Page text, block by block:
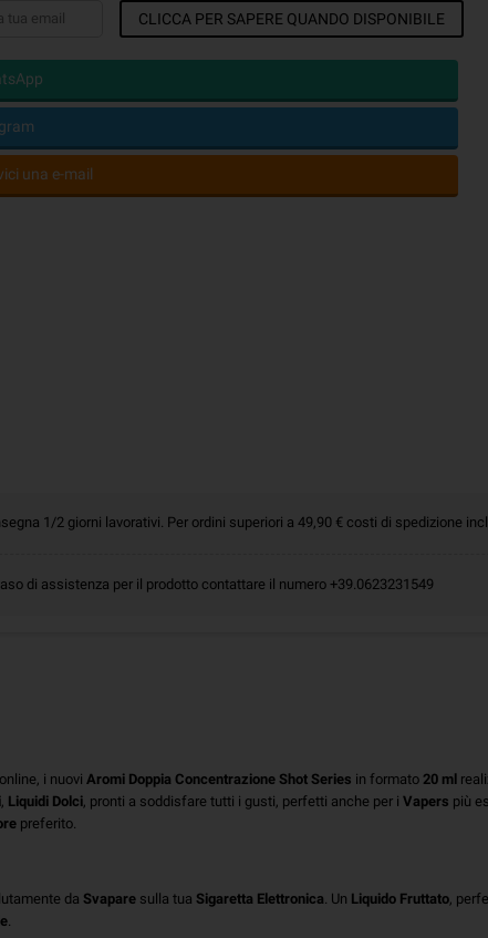
CLICCA PER SAPERE QUANDO DISPONIBILE
una e-mail
1/2 giorni lavorativi. Per ordini superiori a 49,90 € costi di spedizione
di assistenza per il prodotto contattare il numero +39.0623231549
i nuovi Aromi Doppia Concentrazione Shot Series in formato 20 ml
Liquidi Dolci , pronti a soddisfare tutti i gusti, perfetti anche per i Vapers più
preferito.
da Svapare sulla tua Sigaretta Elettronica . Un Liquido Fruttato ,